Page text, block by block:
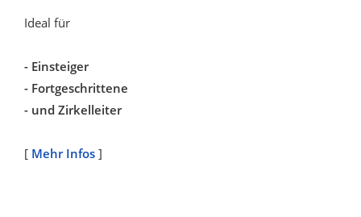
Ideal für
- Einsteiger
- Fortgeschrittene
- und Zirkelleiter
[ Mehr Infos ]